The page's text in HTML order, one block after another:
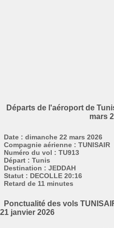
Départs de l'aéroport de
mars
Date : dimanche 22 mars 2026
Compagnie aérienne : TUNISAIR
Numéro du vol : TU913
Départ : Tunis
Destination : JEDDAH
Statut : DECOLLE 20:16
Retard de 11 minutes
Ponctualité des vols
21 janvier 2026